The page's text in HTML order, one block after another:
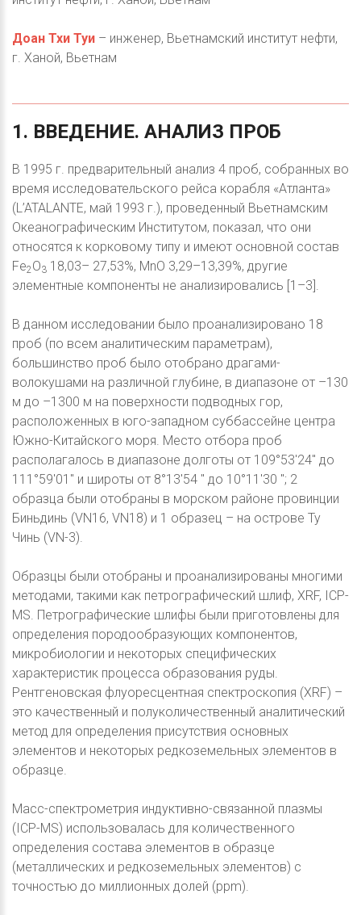
Доан Тхи Туи – инженер, Вьетнамский институт нефти,
г. Ханой, Вьетнам
1. ВВЕДЕНИЕ. АНАЛИЗ ПРОБ
В 1995 г. предварительный анализ 4 проб, собранных во
время исследовательского рейса корабля «Атланта»
(L’ATALANTE, май 1993 г.), проведенный Вьетнамским
Океанографическим Институтом, показал, что они
относятся к корковому типу и имеют основной состав
Fe2O3 18,03– 27,53%, MnO 3,29–13,39%, другие
элементные компоненты не анализировались [1–3].
В данном исследовании было проанализировано 18
проб (по всем аналитическим параметрам),
большинство проб было отобрано драгами-
волокушами на различной глубине, в диапазоне от –130
м до –1300 м на поверхности подводных гор,
расположенных в юго-западном суббассейне центра
Южно-Китайского моря. Место отбора проб
располагалось в диапазоне долготы от 109°53'24'' до
111°59'01'' и широты от 8°13'54 '' до 10°11'30 ''; 2
образца были отобраны в морском районе провинции
Биньдинь (VN16, VN18) и 1 образец – на острове Ту
Чинь (VN-3).
Образцы были отобраны и проанализированы многими
методами, такими как петрографический шлиф, XRF, ICP-
MS. Петрографические шлифы были приготовлены для
определения породообразующих компонентов,
микробиологии и некоторых специфических
характеристик процесса образования руды.
Рентгеновская флуоресцентная спектроскопия (XRF) –
это качественный и полуколичественный аналитический
метод для определения присутствия основных
элементов и некоторых редкоземельных элементов в
образце.
Масс-спектрометрия индуктивно-связанной плазмы
(ICP-MS) использовалась для количественного
определения состава элементов в образце
(металлических и редкоземельных элементов) с
точностью до миллионных долей (ppm).